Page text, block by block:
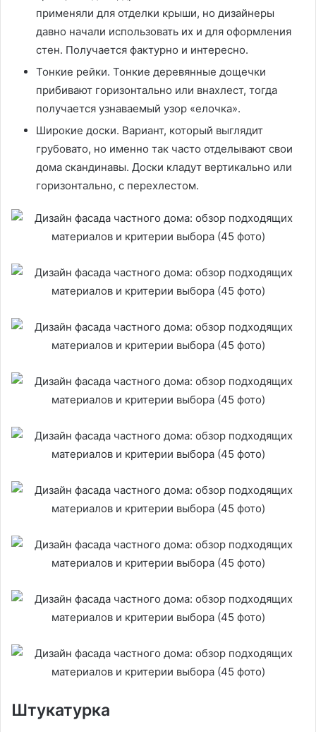
применяли для отделки крыши, но дизайнеры
давно начали использовать их и для оформления
стен. Получается фактурно и интересно.
Тонкие рейки. Тонкие деревянные дощечки
прибивают горизонтально или внахлест, тогда
получается узнаваемый узор «елочка».
Широкие доски. Вариант, который выглядит
грубовато, но именно так часто отделывают свои
дома скандинавы. Доски кладут вертикально или
горизонтально, с перехлестом.
Штукатурка